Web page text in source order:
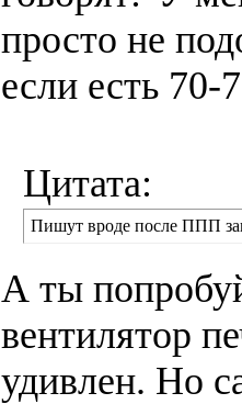
просто не
если есть 70-
Цитата:
Пишут вроде после ППП
А ты
вентилятор
удивлен. Но